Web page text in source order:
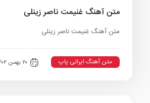
متن آهنگ غنیمت ناصر زینلی
متن آهنگ غنیمت ناصر زینلی
متن آهنگ ایرانی پاپ ۲۰ بهمن ۱۴۰۲